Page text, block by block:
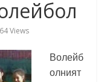
in
Views
Волейб
олният